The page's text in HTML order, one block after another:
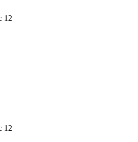
12
12